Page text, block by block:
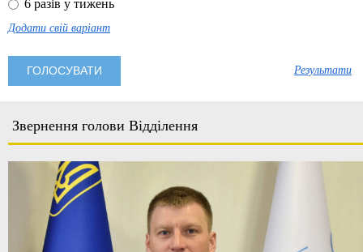
6 разів у тижень
Додати свій варіант
Результати
Звернення голови Відділення